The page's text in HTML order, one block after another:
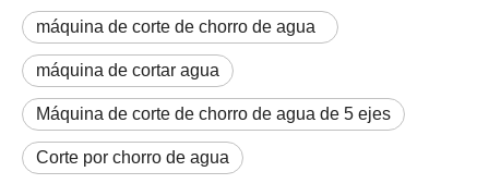
máquina de corte de chorro de agua
máquina de cortar agua
Máquina de corte de chorro de agua de 5 ejes
Corte por chorro de agua